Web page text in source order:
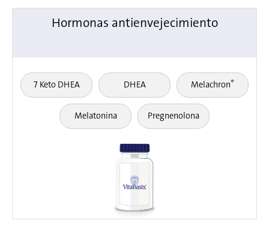
Hormonas antienvejecimiento
7 Keto DHEA DHEA Melachron®
Melatonina Pregnenolona